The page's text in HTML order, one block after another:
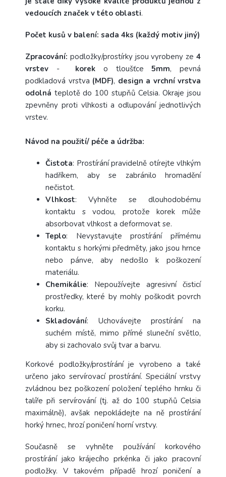
vedoucích značek v této oblasti.
Počet kusů v balení: sada 4ks (každý motiv jiný)
Zpracování: podložky/prostírky jsou vyrobeny ze 4
vrstev - korek o tloušťce5mm, pevná
podkladová vrstva (MDF), design a vrchní vrstva
odolná teplotě do 100 stupňů Celsia. Okraje jsou
zpevněny proti vlhkosti a odlupování jednotlivých
vrstev.
Návod na použití/ péče a údržba:
Čistota: Prostírání pravidelně otírejte vlhkým
hadříkem, aby se zabránilo hromadění
nečistot.
Vlhkost: Vyhněte se dlouhodobému
kontaktu s vodou, protože korek může
absorbovat vlhkost a deformovat se.
Teplo: Nevystavujte prostírání přímému
kontaktu s horkými předměty, jako jsou hrnce
nebo pánve, aby nedošlo k poškození
materiálu.
Chemikálie: Nepoužívejte agresivní čisticí
prostředky, které by mohly poškodit povrch
korku.
Skladování: Uchovávejte prostírání na
suchém místě, mimo přímé sluneční světlo,
aby si zachovalo svůj tvar a barvu.
Korkové podložky/prostírání je vyrobeno a také
určeno jako servírovací prostírání. Speciální vrstvy
zvládnou bez poškození položení teplého hrnku či
talíře při servírování (tj. až do 100 stupňů Celsia
maximálně), avšak nepokládejte na ně prostírání
horký hrnec, hrozí poničení horní vrstvy.
Současně se vyhněte používání korkového
prostírání jako krájecího prkénka či jako pracovní
podložky. V takovém případě hrozí poničení a